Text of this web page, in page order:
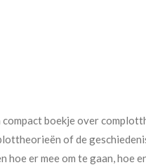
compact boekje over
of de
hoe er mee om te gaan, hoe